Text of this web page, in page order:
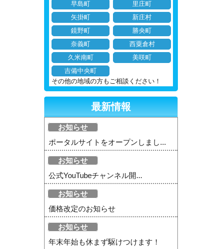
早島町
里庄町
矢掛町
新庄村
鏡野町
勝央町
奈義町
西粟倉村
久米南町
美咲町
吉備中央町
その他の地域の方もご相談ください！
最新情報
お知らせ
ポータルサイトをオープンしまし...
お知らせ
公式YouTubeチャンネル開...
お知らせ
価格改定のお知らせ
お知らせ
年末年始も休まず駆けつけます！